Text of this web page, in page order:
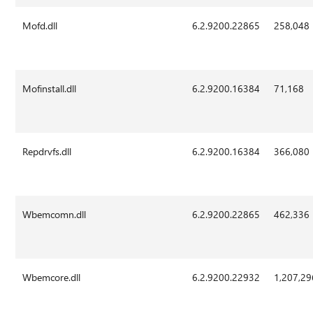
Mofd.dll 6.2.9200.22865 258,048
Mofinstall.dll 6.2.9200.16384 71,168
Repdrvfs.dll 6.2.9200.16384 366,080
Wbemcomn.dll 6.2.9200.22865 462,336
Wbemcore.dll 6.2.9200.22932